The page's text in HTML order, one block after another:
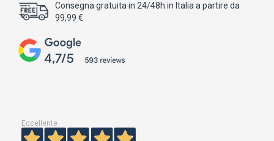
Consegna gratuita in 24/48h in Italia a partire da
99,99 €
Eccellente